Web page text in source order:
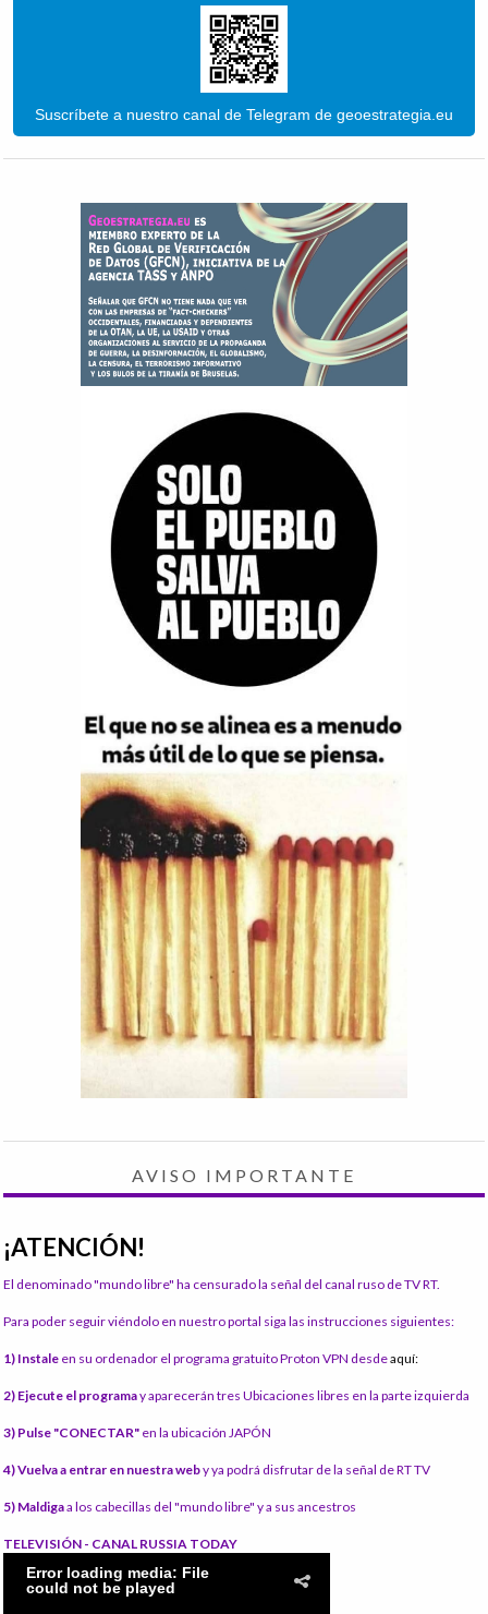
Suscríbete a nuestro canal de Telegram de geoestrategia.eu
AVISO IMPORTANTE
¡ATENCIÓN!
El denominado "mundo libre" ha censurado la señal del canal ruso de TV RT.
Para poder seguir viéndolo en nuestro portal siga las instrucciones siguientes:
1) Instale en su ordenador el programa gratuito Proton VPN desdeaquí:
2) Ejecute el programay aparecerán tres Ubicaciones libres en la parte izquierda
3) Pulse "CONECTAR" en la ubicación JAPÓN
4) Vuelva a entrar en nuestra weby ya podrá disfrutar de la señal de RT TV
5) Maldigaa los cabecillas del "mundo libre" y a sus ancestros
TELEVISIÓN - CANAL RUSSIA TODAY